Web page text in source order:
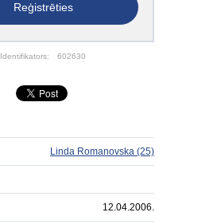
Reģistrēties
Identifikators: 602630
Linda Romanovska (25)
12.04.2006.